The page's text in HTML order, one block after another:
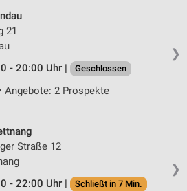
❯
21
- 20:00 Uhr |
Geschlossen
Angebote: 2 Prospekte
❯
Straße 12
- 22:00 Uhr |
Schließt in 7 Min.